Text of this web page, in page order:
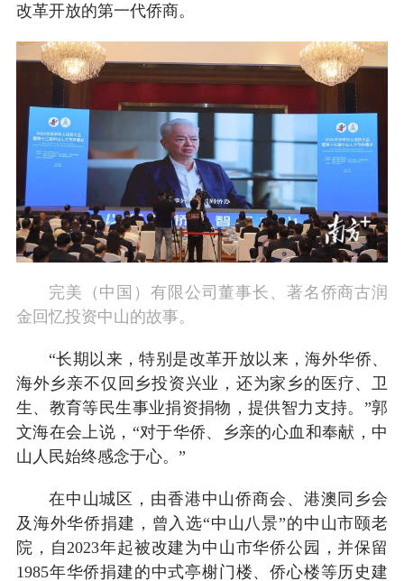
改革开放的第一代侨商。
完美（中国）有限公司董事长、著名侨商古润
金回忆投资中山的故事。
“长期以来，特别是改革开放以来，海外华侨、
海外乡亲不仅回乡投资兴业，还为家乡的医疗、卫
生、教育等民生事业捐资捐物，提供智力支持。”郭
文海在会上说，“对于华侨、乡亲的心血和奉献，中
山人民始终感念于心。”
在中山城区，由香港中山侨商会、港澳同乡会
及海外华侨捐建，曾入选“中山八景”的中山市颐老
院，自2023年起被改建为中山市华侨公园，并保留
1985年华侨捐建的中式亭榭门楼、侨心楼等历史建